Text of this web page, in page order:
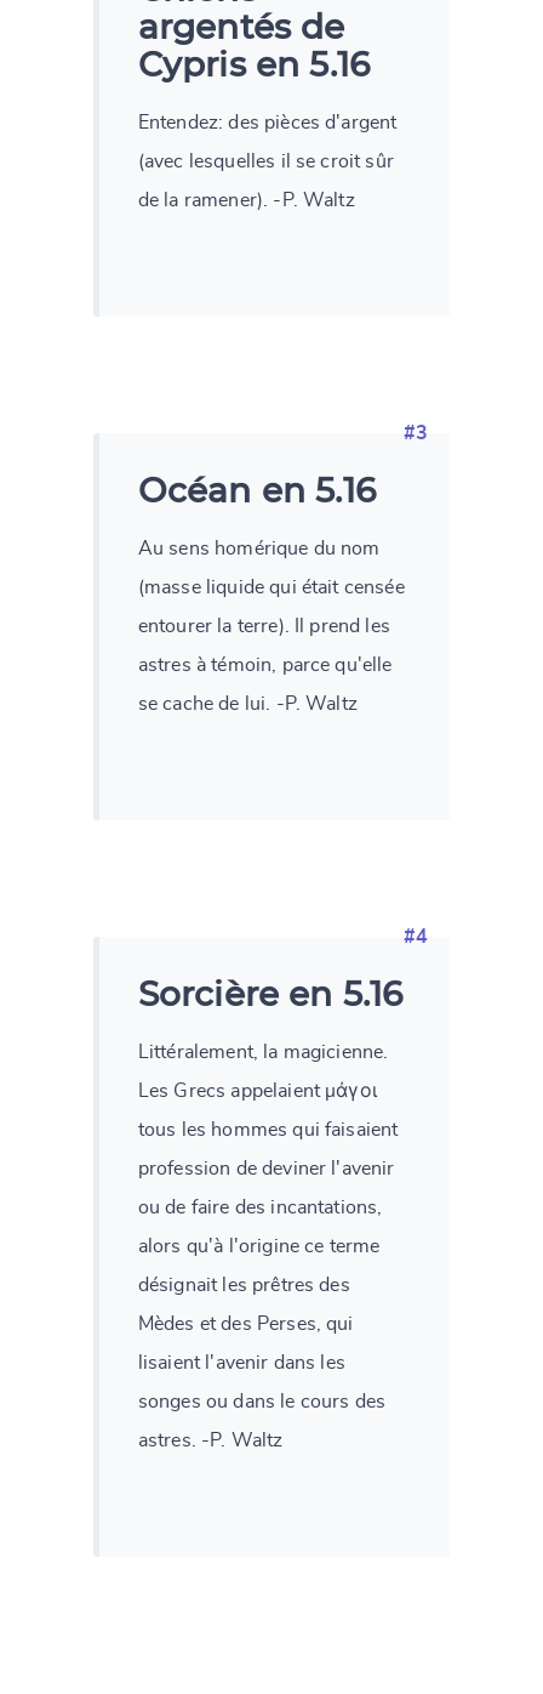
argentés de
Cypris en 5.16
Entendez: des pièces d'argent
(avec lesquelles il se croit sûr
de la ramener). -P. Waltz
#3
Océan en 5.16
Au sens homérique du nom
(masse liquide qui était censée
entourer la terre). Il prend les
astres à témoin, parce qu'elle
se cache de lui. -P. Waltz
#4
Sorcière en 5.16
Littéralement, la magicienne.
Les Grecs appelaient μάγοι
tous les hommes qui faisaient
profession de deviner l'avenir
ou de faire des incantations,
alors qu'à l'origine ce terme
désignait les prêtres des
Mèdes et des Perses, qui
lisaient l'avenir dans les
songes ou dans le cours des
astres. -P. Waltz